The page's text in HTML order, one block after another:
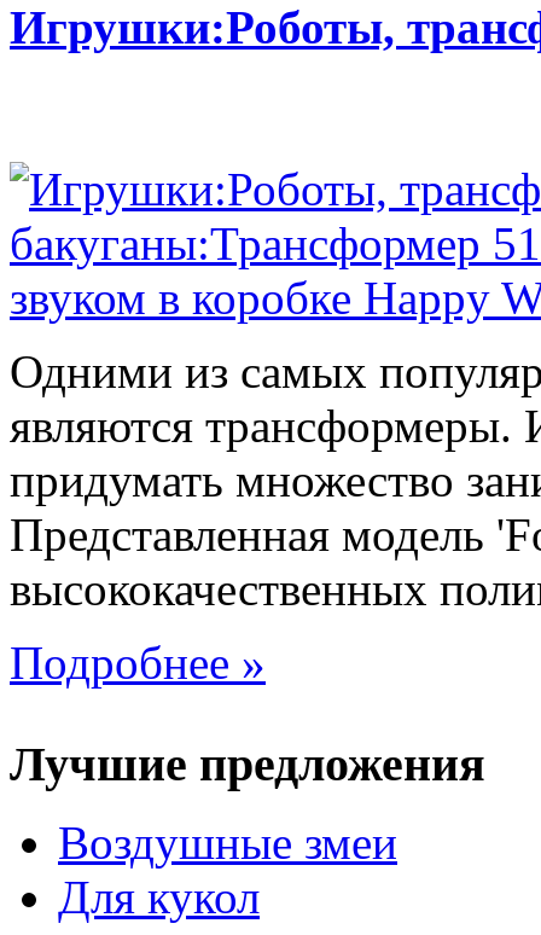
Игрушки:Роботы,
Одними из самых
являются
придумать множество
Представленная модель
высококачественных
Подробнее »
Лучшие предложения
Воздушные змеи
Для кукол